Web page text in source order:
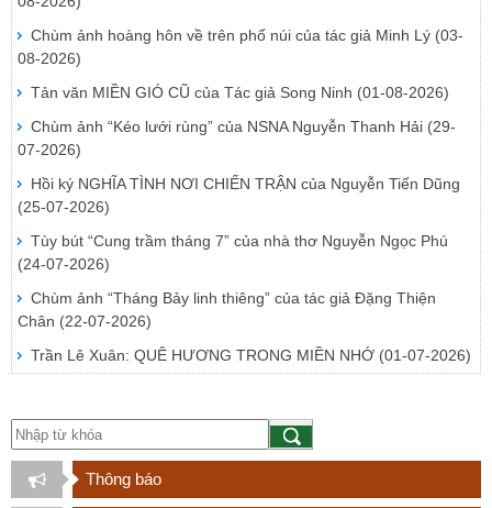
Chùm ảnh hoàng hôn về trên phố núi của tác giả Minh Lý (03-
08-2026)
Tản văn MIỀN GIÓ CŨ của Tác giả Song Ninh (01-08-2026)
Chùm ảnh “Kéo lưới rùng” của NSNA Nguyễn Thanh Hải (29-
07-2026)
Hồi ký NGHĨA TÌNH NƠI CHIẾN TRẬN của Nguyễn Tiến Dũng
(25-07-2026)
Tùy bút “Cung trầm tháng 7” của nhà thơ Nguyễn Ngọc Phú
(24-07-2026)
Chùm ảnh “Tháng Bảy linh thiêng” của tác giả Đặng Thiện
Chân (22-07-2026)
Trần Lê Xuân: QUÊ HƯƠNG TRONG MIỀN NHỚ (01-07-2026)
Thông báo